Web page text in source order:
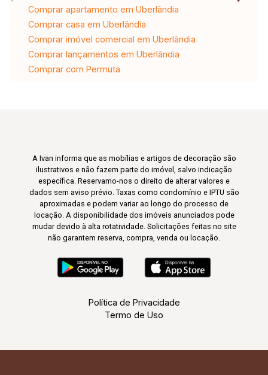
Comprar apartamento em Uberlândia
Comprar casa em Uberlândia
Comprar imóvel comercial em Uberlândia
Comprar lançamentos em Uberlândia
Comprar com Permuta
A Ivan informa que as mobílias e artigos de decoração são
ilustrativos e não fazem parte do imóvel, salvo indicação
específica. Reservamo-nos o direito de alterar valores e
dados sem aviso prévio. Taxas como condomínio e IPTU são
aproximadas e podem variar ao longo do processo de
locação. A disponibilidade dos imóveis anunciados pode
mudar devido à alta rotatividade. Solicitações feitas no site
não garantem reserva, compra, venda ou locação.
Política de Privacidade
Termo de Uso